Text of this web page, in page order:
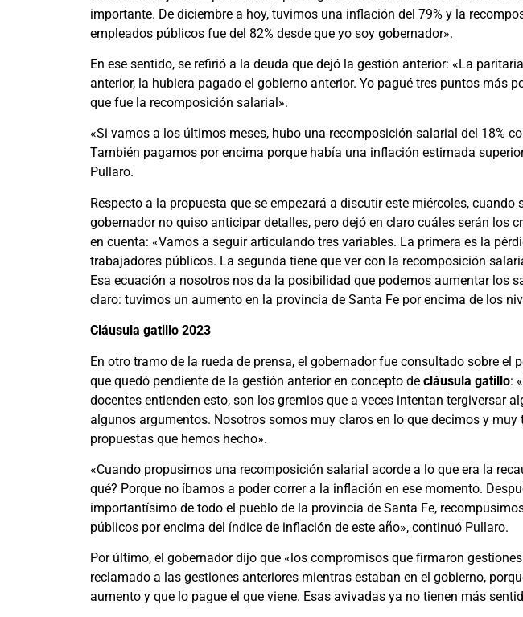
importante. De diciembre a hoy, tuvimos una inflación del 79% y la
empleados públicos fue del 82% desde que yo soy gobernador».
En ese sentido, se refirió a la deuda que dejó la gestión anterior: «La
anterior, la hubiera pagado el gobierno anterior. Yo pagué tres puntos más
que fue la recomposición salarial».
«Si vamos a los últimos meses, hubo una recomposición salarial del 18%
También pagamos por encima porque había una inflación estimada
Pullaro.
Respecto a la propuesta que se empezará a discutir este miércoles, cuando
gobernador no quiso anticipar detalles, pero dejó en claro cuáles serán los
en cuenta: «Vamos a seguir articulando tres variables. La primera es la
trabajadores públicos. La segunda tiene que ver con la recomposición
Esa ecuación a nosotros nos da la posibilidad que podemos aumentar los
claro: tuvimos un aumento en la provincia de Santa Fe por encima de los
Cláusula gatillo 2023
En otro tramo de la rueda de prensa, el gobernador fue consultado sobre el
que quedó pendiente de la gestión anterior en concepto de cláusula gatillo:
docentes entienden esto, son los gremios que a veces intentan tergiversar
algunos argumentos. Nosotros somos muy claros en lo que decimos y muy
propuestas que hemos hecho».
«Cuando propusimos una recomposición salarial acorde a lo que era la
qué? Porque no íbamos a poder correr a la inflación en ese momento.
importantísimo de todo el pueblo de la provincia de Santa Fe,
públicos por encima del índice de inflación de este año», continuó Pullaro.
Por último, el gobernador dijo que «los compromisos que firmaron
reclamado a las gestiones anteriores mientras estaban en el gobierno,
aumento y que lo pague el que viene. Esas avivadas ya no tienen más